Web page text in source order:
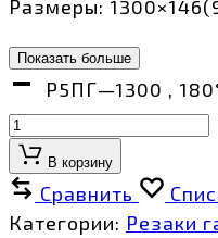
Размеры:
Показать больше
Р5ПГ—1300 ,
В корзину
Сравнить
Категории: Резаки